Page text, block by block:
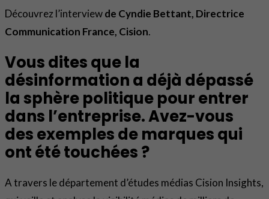
Découvrez l’interviewde Cyndie Bettant, Directrice
Communication France, Cision.
Vous dites que la
désinformation a déjà dépassé
la sphère politique pour entrer
dans l’entreprise. Avez-vous
des exemples de marques qui
ont été touchées ?
A travers le département d’études médias Cision Insights,